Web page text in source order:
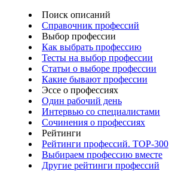
Поиск описаний
Справочник профессий
Выбор профессии
Как выбрать профессию
Тесты на выбор профессии
Статьи о выборе профессии
Какие бывают профессии
Эссе о профессиях
Один рабочий день
Интервью со специалистами
Сочинения о профессиях
Рейтинги
Рейтинги профессий. TOP-300
Выбираем профессию вместе
Другие рейтинги профессий